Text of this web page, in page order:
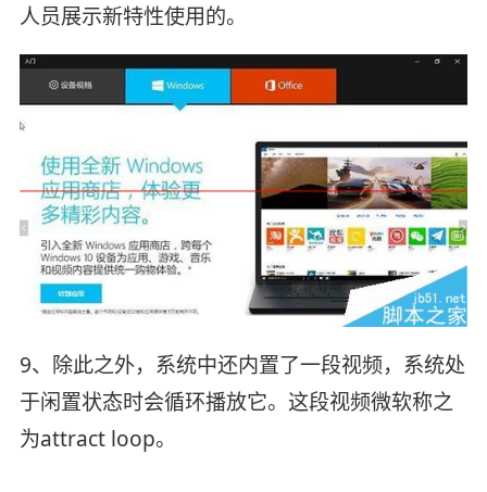
人员展示新特性使用的。
9、除此之外，系统中还内置了一段视频，系统处
于闲置状态时会循环播放它。这段视频微软称之
为attract loop。